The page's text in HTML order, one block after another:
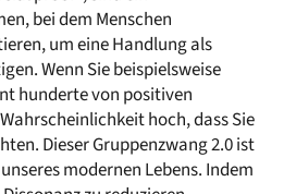
bei dem Menschen
um eine Handlung als
Wenn Sie beispielsweise
hunderte von positiven
hoch, dass Sie
Dieser Gruppenzwang 2.0 ist
modernen Lebens. Indem